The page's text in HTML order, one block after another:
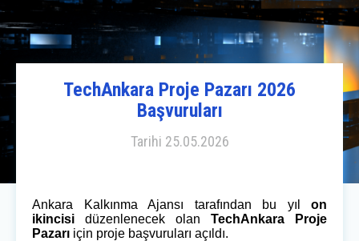
TechAnkara Proje Pazarı 2026
Başvuruları
Tarihi 25.05.2026
Ankara Kalkınma Ajansı tarafından bu yıl on
ikincisi düzenlenecek olan TechAnkara Proje
Pazarı için proje başvuruları açıldı.